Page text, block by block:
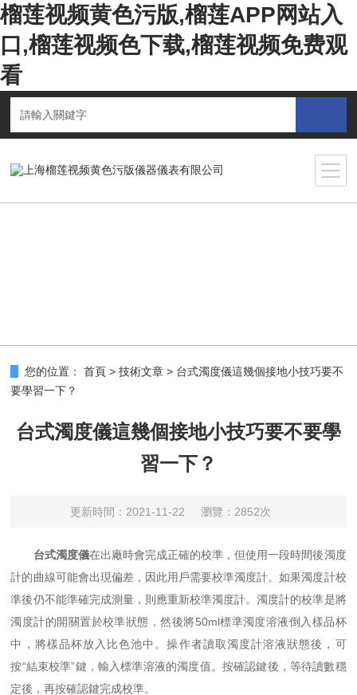
榴莲视频黄色污版,榴莲APP网站入
口,榴莲视频色下载,榴莲视频免费观
看
您的位置： 首頁 >技術文章 > 台式濁度儀這幾個接地小技巧要不
要學習一下？
台式濁度儀這幾個接地小技巧要不要學
習一下？
更新時間：2021-11-22 瀏覽：2852次
台式濁度儀在出廠時會完成正確的校準，但使用一段時間後濁度
計的曲線可能會出現偏差，因此用戶需要校準濁度計。如果濁度計校
準後仍不能準確完成測量，則應重新校準濁度計。濁度計的校準是將
濁度計的開關置於校準狀態，然後將50ml標準濁度溶液倒入樣品杯
中，將樣品杯放入比色池中。操作者讀取濁度計溶液狀態後，可
按“結束校準”鍵，輸入標準溶液的濁度值。按確認鍵後，等待讀數穩
定後，再按確認鍵完成校準。